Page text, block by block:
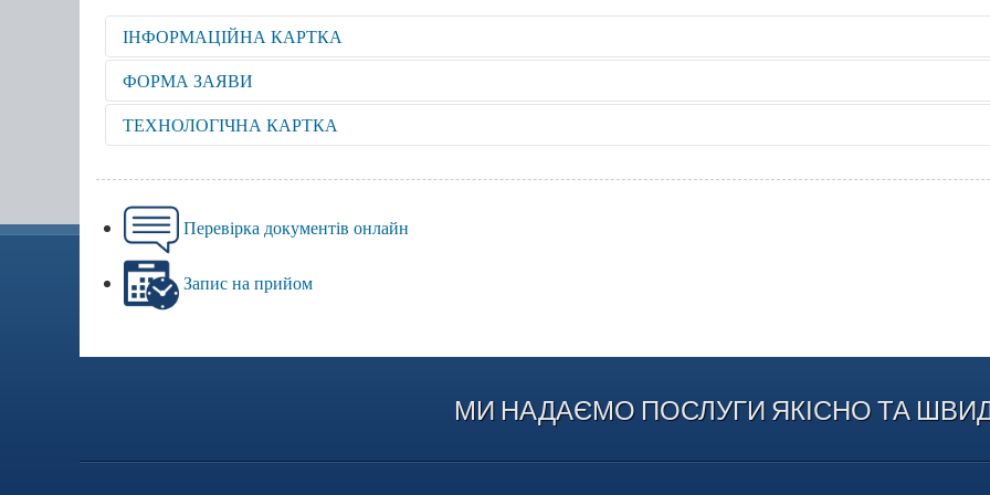
ІНФОРМАЦІЙНА КАРТКА
Відкрити для перегляду
ФОРМА ЗАЯВИ
Відкрити для перегляду
ТЕХНОЛОГІЧНА КАРТКА
Перевірка документів онлайн
Запис на прийом
МИ НАДАЄМО ПОСЛУГИ ЯКІСНО ТА